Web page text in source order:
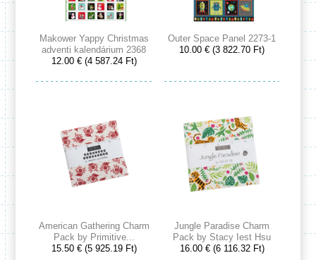
Makower Yappy Christmas
adventi kalendárium 2368
12.00 € (4 587.24 Ft)
Outer Space Panel 2273-1
10.00 € (3 822.70 Ft)
American Gathering Charm
Pack by Primitive...
15.50 € (5 925.19 Ft)
Jungle Paradise Charm
Pack by Stacy Iest Hsu
16.00 € (6 116.32 Ft)